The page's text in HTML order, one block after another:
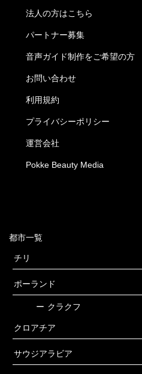
法人の方はこちら
パートナー募集
音声ガイド制作をご希望の方
お問い合わせ
利用規約
プライバシーポリシー
運営会社
Pokke Beauty Media
都市一覧
チリ
ポーランド
ー クラクフ
クロアチア
サウジアラビア